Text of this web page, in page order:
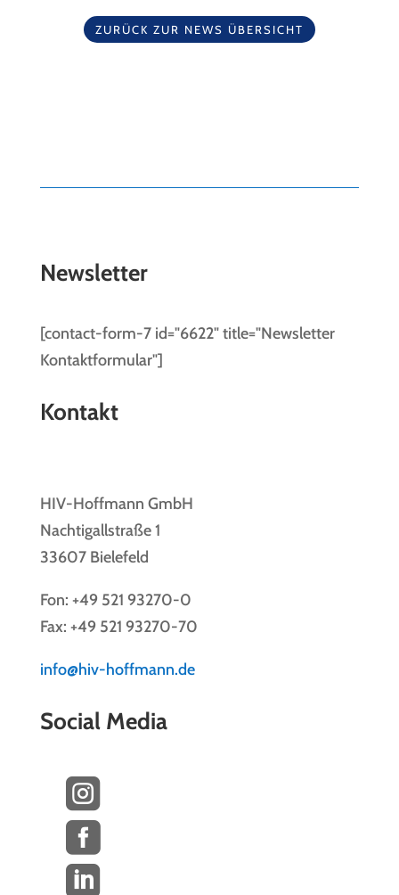
ZURÜCK ZUR NEWS ÜBERSICHT
Newsletter
[contact-form-7 id="6622" title="Newsletter
Kontaktformular"]
Kontakt
HIV-Hoffmann GmbH
Nachtigallstraße 1
33607 Bielefeld
Fon: +49 521 93270-0
Fax: +49 521 93270-70
info@hiv-hoffmann.de
Social Media


